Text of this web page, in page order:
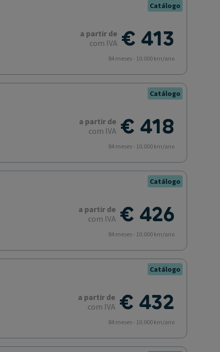
Catálogo
€ 413
a partir de
com IVA
84 meses - 10.000 km/ano
Catálogo
€ 418
a partir de
com IVA
84 meses - 10.000 km/ano
Catálogo
€ 426
a partir de
com IVA
84 meses - 10.000 km/ano
Catálogo
€ 432
a partir de
com IVA
84 meses - 10.000 km/ano